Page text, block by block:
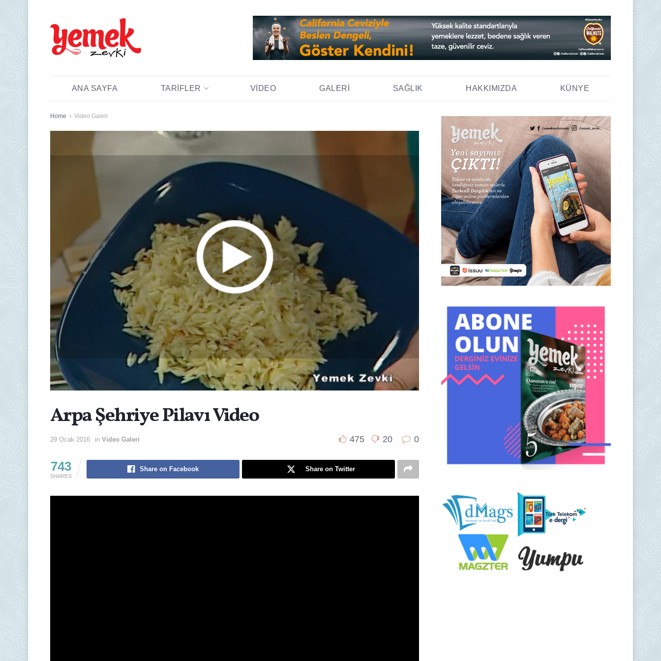
ANA SAYFA TARIFLER VIDEO GALERI SAĞLIK HAKKIMIZDA KÜNYE
Home Video Galeri
Arpa Şehriye Pilavı Video
29 Ocak 2016 in Video Galeri 475 20 0
743
SHARES
Share on Facebook Share on Twitter